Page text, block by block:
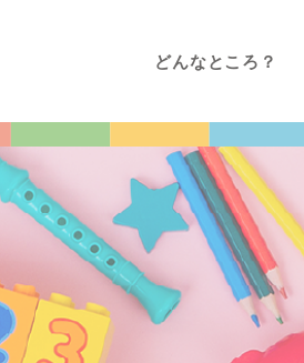
どんなところ？